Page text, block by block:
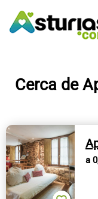
QUÉ
Cerca de
a